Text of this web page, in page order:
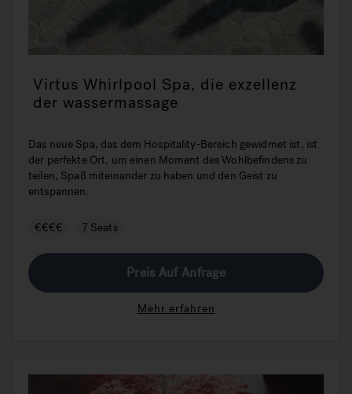
Virtus Whirlpool Spa, die exzellenz
der wassermassage
Das neue Spa, das dem Hospitality-Bereich gewidmet ist, ist
der perfekte Ort, um einen Moment des Wohlbefindens zu
teilen, Spaß miteinander zu haben und den Geist zu
entspannen.
€€€€ 7 Seats
Preis Auf Anfrage
Mehr erfahren